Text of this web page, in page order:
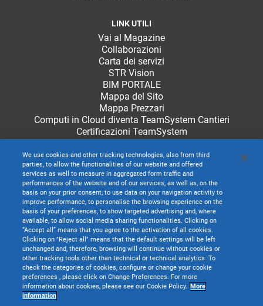
LINK UTILI
Vai al Magazine
Collaborazioni
Carta dei servizi
STR Vision
BIM PORTALE
Mappa del Sito
Mappa Prezzari
Computi in Cloud diventa TeamSystem Cantieri
Certificazioni TeamSystem
TeamSystem S.p.A. società con socio unico soggetta all’attività di direzione e
coordinamento di TeamSystem Holdco S.p.A. - Cap. Soc. € 24.000.000 I.v. -
We use cookies and other tracking technologies, also from third
parties, to allow the functionalities of our website and offered
services as well to measure in aggregated form traffic and
performances of the website and of our services, as well as, on the
basis on your prior consent, to use data on your navigation activity to
improve performance, to personalise the browsing experience on the
basis of your preferences, to show targeted advertising and, where
available, to allow social media sharing functionalities. Clicking on
“Accept all” means that you agree to the activation of all cookies.
Clicking on "Reject all" means that the default settings will be left
unchanged and, therefore, browsing will continue without cookies or
other tracking tools other than technical or technical analytics. To
check the categories of cookies, configure or change your cookie
preferences , please click on Change Preferences. For more
information about cookies, please see our Cookie Policy. More
information